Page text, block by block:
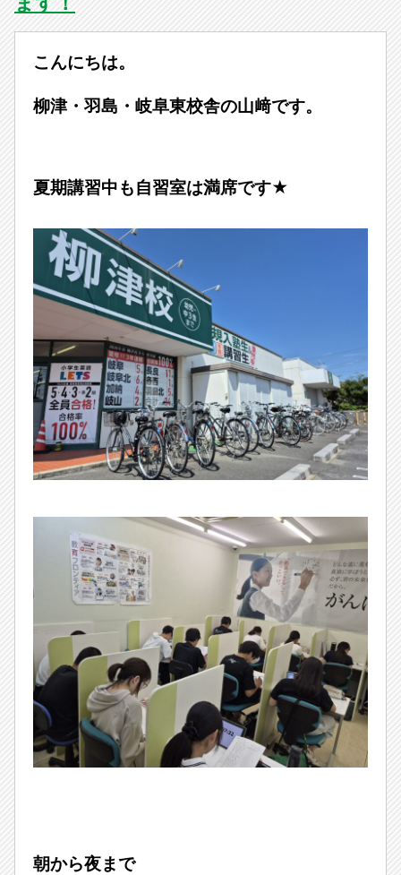
こんにちは。
柳津・羽島・岐阜東校舎の山﨑です。
夏期講習中も自習室は満席です★
朝から夜まで